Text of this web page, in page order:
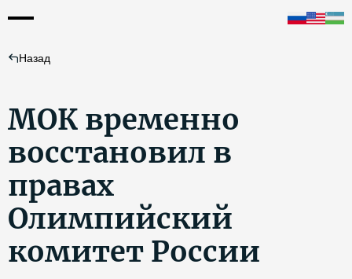
Назад
МОК временно
восстановил в
правах
Олимпийский
комитет России